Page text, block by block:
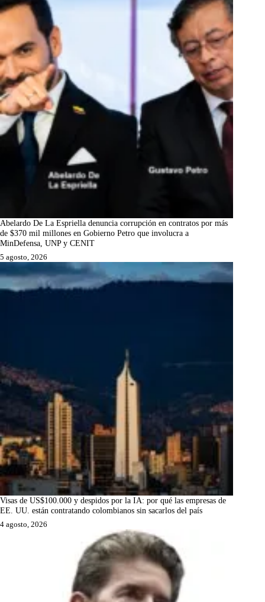
Abelardo De La Espriella denuncia corrupción en contratos por más
de $370 mil millones en Gobierno Petro que involucra a
MinDefensa, UNP y CENIT
5 agosto, 2026
Visas de US$100.000 y despidos por la IA: por qué las empresas de
EE. UU. están contratando colombianos sin sacarlos del país
4 agosto, 2026